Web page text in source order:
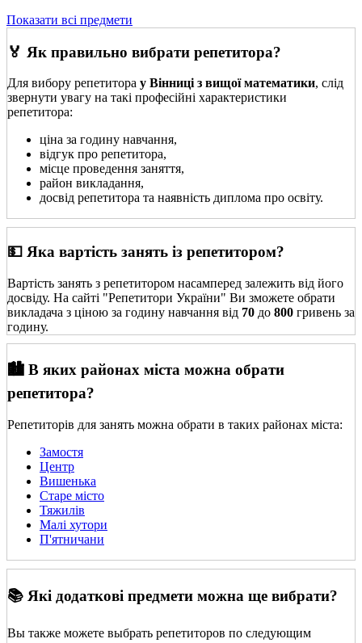
Показати всі предмети
🏅 Як правильно вибрати репетитора?
Для вибору репетитора у Вінниці з вищої математики, слід
звернути увагу на такі професійні характеристики
репетитора:
ціна за годину навчання,
відгук про репетитора,
місце проведення заняття,
район викладання,
досвід репетитора та наявність диплома про освіту.
💵 Яка вартість занять із репетитором?
Вартість занять з репетитором насамперед залежить від його
досвіду. На сайті "Репетитори України" Ви зможете обрати
викладача з ціною за годину навчання від 70 до 800 гривень за
годину.
🏙️ В яких районах міста можна обрати
репетитора?
Репетиторів для занять можна обрати в таких районах міста:
Замостя
Центр
Вишенька
Старе місто
Тяжилів
Малі хутори
П'ятничани
📚 Які додаткові предмети можна ще вибрати?
Вы также можете выбрать репетиторов по следующим